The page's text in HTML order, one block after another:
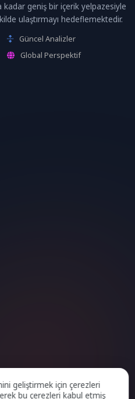
geniş bir içerik yelpazesiyle
ulaştırmayı hedeflemektedir.
Güncel Analizler
Global Perspektif
geliştirmek için çerezleri
bu çerezleri kabul etmiş